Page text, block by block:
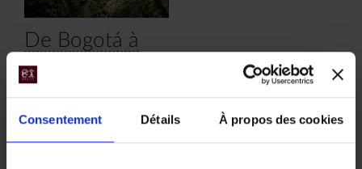
Consentement Détails À propos des cookies
De Bogotá à
Carthagène :
Découverte
des beautés